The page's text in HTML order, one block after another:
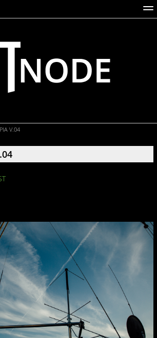
DOCUMENTATION
BROADCASTS
V.04